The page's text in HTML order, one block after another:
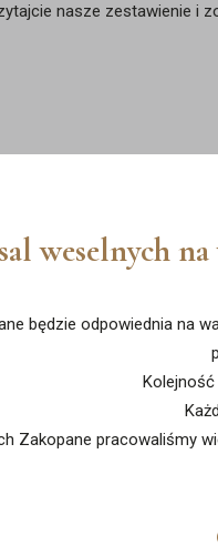
nasze zestawienie i
weselnych
będzie odpowiednia na
Zakopane pracowaliśmy